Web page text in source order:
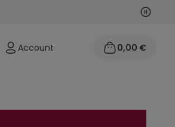
Vorige
Account 0,00 €